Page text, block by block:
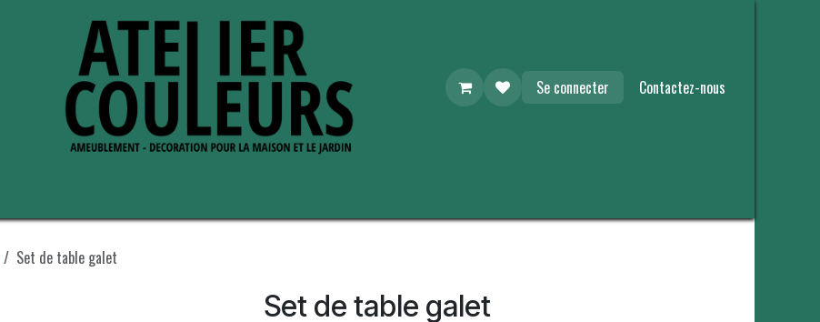
Se connecter Contactez-nous
Set de table galet
Set de table galet